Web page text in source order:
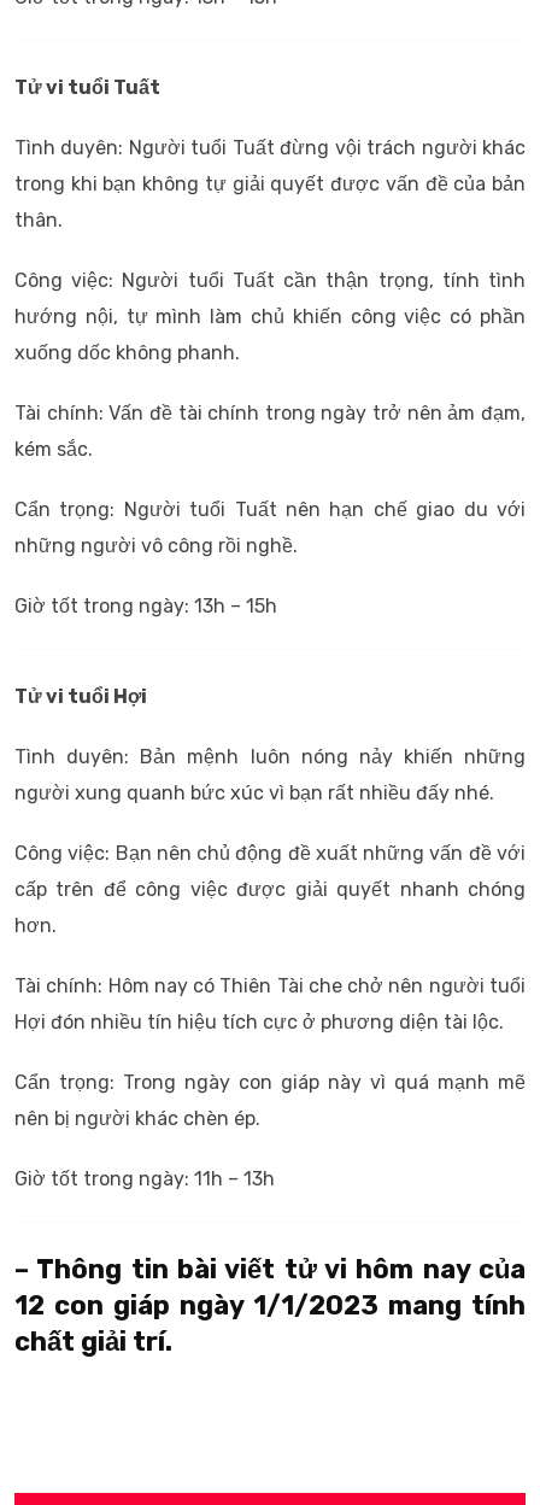
Tử vi tuổi Tuất
Tình duyên: Người tuổi Tuất đừng vội trách người khác
trong khi bạn không tự giải quyết được vấn đề của bản
thân.
Công việc: Người tuổi Tuất cần thận trọng, tính tình
hướng nội, tự mình làm chủ khiến công việc có phần
xuống dốc không phanh.
Tài chính: Vấn đề tài chính trong ngày trở nên ảm đạm,
kém sắc.
Cẩn trọng: Người tuổi Tuất nên hạn chế giao du với
những người vô công rồi nghề.
Giờ tốt trong ngày: 13h – 15h
Tử vi tuổi Hợi
Tình duyên: Bản mệnh luôn nóng nảy khiến những
người xung quanh bức xúc vì bạn rất nhiều đấy nhé.
Công việc: Bạn nên chủ động đề xuất những vấn đề với
cấp trên để công việc được giải quyết nhanh chóng
hơn.
Tài chính: Hôm nay có Thiên Tài che chở nên người tuổi
Hợi đón nhiều tín hiệu tích cực ở phương diện tài lộc.
Cẩn trọng: Trong ngày con giáp này vì quá mạnh mẽ
nên bị người khác chèn ép.
Giờ tốt trong ngày: 11h – 13h
– Thông tin bài viết tử vi hôm nay của
12 con giáp ngày 1/1/2023 mang tính
chất giải trí.